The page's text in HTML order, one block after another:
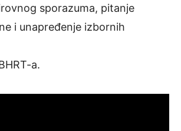
sporazuma, pitanje
i unapređenje izbornih
a.